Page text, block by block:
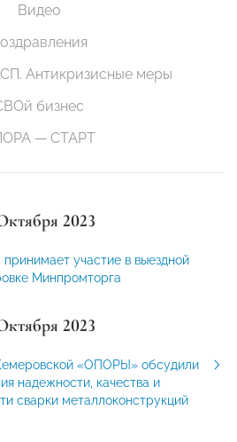
Видео
Антикризисные меры
бизнес
— СТАРТ
2023
участие в выездной
Минпромторга
2023
«ОПОРЫ» обсудили
надежности, качества и
сварки металлоконструкций